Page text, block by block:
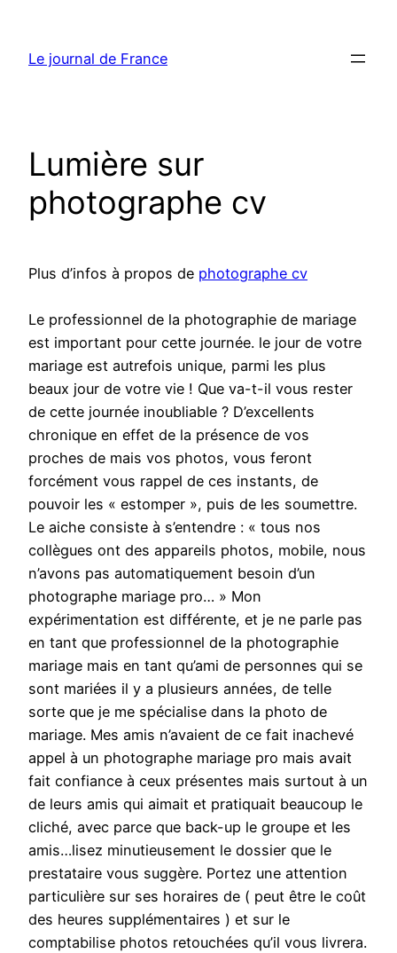
contenu
Le journal de France
Lumière sur
photographe cv
Plus d’infos à propos de photographe cv
Le professionnel de la photographie de mariage
est important pour cette journée. le jour de votre
mariage est autrefois unique, parmi les plus
beaux jour de votre vie ! Que va-t-il vous rester
de cette journée inoubliable ? D’excellents
chronique en effet de la présence de vos
proches de mais vos photos, vous feront
forcément vous rappel de ces instants, de
pouvoir les « estomper », puis de les soumettre.
Le aiche consiste à s’entendre : « tous nos
collègues ont des appareils photos, mobile, nous
n’avons pas automatiquement besoin d’un
photographe mariage pro… » Mon
expérimentation est différente, et je ne parle pas
en tant que professionnel de la photographie
mariage mais en tant qu’ami de personnes qui se
sont mariées il y a plusieurs années, de telle
sorte que je me spécialise dans la photo de
mariage. Mes amis n’avaient de ce fait inachevé
appel à un photographe mariage pro mais avait
fait confiance à ceux présentes mais surtout à un
de leurs amis qui aimait et pratiquait beaucoup le
cliché, avec parce que back-up le groupe et les
amis…lisez minutieusement le dossier que le
prestataire vous suggère. Portez une attention
particulière sur ses horaires de ( peut être le coût
des heures supplémentaires ) et sur le
comptabilise photos retouchées qu’il vous livrera.